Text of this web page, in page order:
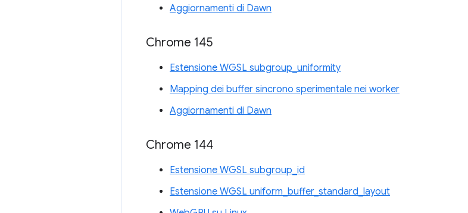
Aggiornamenti di Dawn
Chrome 145
Estensione WGSL subgroup_uniformity
Mapping dei buffer sincrono sperimentale nei worker
Aggiornamenti di Dawn
Chrome 144
Estensione WGSL subgroup_id
Estensione WGSL uniform_buffer_standard_layout